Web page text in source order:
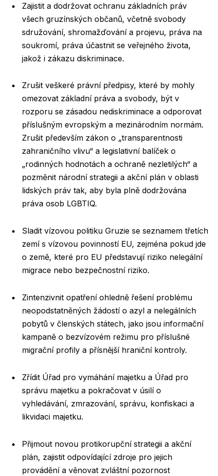
Zajistit a dodržovat ochranu základních práv
všech gruzínských občanů, včetně svobody
sdružování, shromažďování a projevu, práva na
soukromí, práva účastnit se veřejného života,
jakož i zákazu diskriminace.
Zrušit veškeré právní předpisy, které by mohly
omezovat základní práva a svobody, být v
rozporu se zásadou nediskriminace a odporovat
příslušným evropským a mezinárodním normám.
Zrušit především zákon o „transparentnosti
zahraničního vlivu“ a legislativní balíček o
„rodinných hodnotách a ochraně nezletilých“ a
pozměnit národní strategii a akční plán v oblasti
lidských práv tak, aby byla plně dodržována
práva osob LGBTIQ.
Sladit vízovou politiku Gruzie se seznamem třetích
zemí s vízovou povinností EU, zejména pokud jde
o země, které pro EU představují riziko nelegální
migrace nebo bezpečnostní riziko.
Zintenzivnit opatření ohledně řešení problému
neopodstatněných žádostí o azyl a nelegálních
pobytů v členských státech, jako jsou informační
kampaně o bezvízovém režimu pro příslušné
migrační profily a přísnější hraniční kontroly.
Zřídit Úřad pro vymáhání majetku a Úřad pro
správu majetku a pokračovat v úsilí o
vyhledávání, zmrazování, správu, konfiskaci a
likvidaci majetku.
Přijmout novou protikorupční strategii a akční
plán, zajistit odpovídající zdroje pro jejich
provádění a věnovat zvláštní pozornost